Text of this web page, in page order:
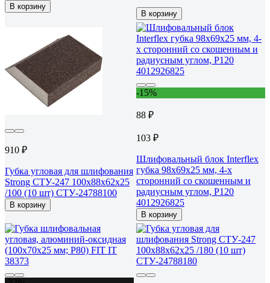
В корзину
В корзину
910 ₽
Губка угловая для шлифования
Strong СТУ-247 100х88х62х25
/100 (10 шт) СТУ-24788100
В корзину
-15%
88 ₽
103 ₽
Шлифовальный блок Interflex
губка 98х69х25 мм, 4-х
сторонний со скошенным и
радиусным углом, Р120
4012926825
В корзину